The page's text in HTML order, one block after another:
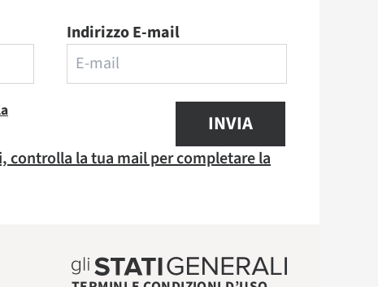
Indirizzo E-mail
INVIA
controlla la tua mail per completare la